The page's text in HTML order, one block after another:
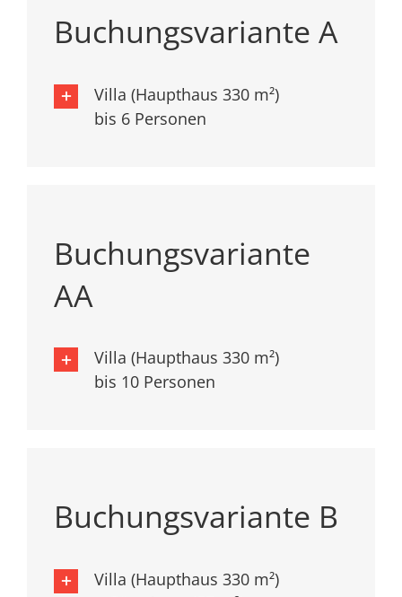
Buchungsvariante A
Villa (Haupthaus 330 m²)
bis 6 Personen
Buchungsvariante
AA
Villa (Haupthaus 330 m²)
bis 10 Personen
Buchungsvariante B
Villa (Haupthaus 330 m²)